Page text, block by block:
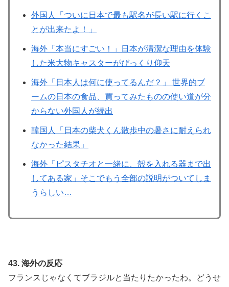
外国人「ついに日本で最も駅名が長い駅に行くこ
とが出来たよ！」
海外「本当にすごい！」日本が清潔な理由を体験
した米大物キャスターがびっくり仰天
海外「日本人は何に使ってるんだ？」 世界的ブ
ームの日本の食品、買ってみたものの使い道が分
からない外国人が続出
韓国人「日本の柴犬くん散歩中の暑さに耐えられ
なかった結果」
海外「ピスタチオと一緒に、殻を入れる器まで出
してある家」そこでもう全部の説明がついてしま
うらしい…
43. 海外の反応
フランスじゃなくてブラジルと当たりたかったわ。どうせ